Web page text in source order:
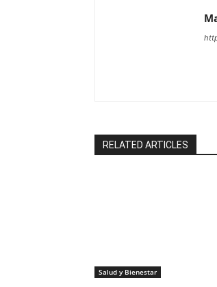
RELATED ARTICLES
Salud y Bienestar